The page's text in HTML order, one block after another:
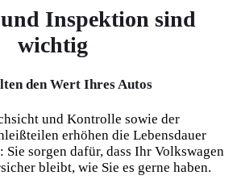
Inspektion sind
wichtig
den Wert Ihres Autos
und Kontrolle sowie der
erhöhen die Lebensdauer
Sie sorgen dafür, dass Ihr Volkswagen
bleibt, wie Sie es gerne haben.